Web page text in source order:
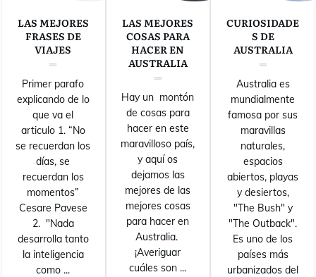
LAS MEJORES
FRASES DE
VIAJES
Primer parafo
explicando de lo
que va el
articulo 1. “No
se recuerdan los
días, se
recuerdan los
momentos”
Cesare Pavese
2. "Nada
desarrolla tanto
la inteligencia
como ...
LAS MEJORES
COSAS PARA
HACER EN
AUSTRALIA
Hay un montón
de cosas para
hacer en este
maravilloso país,
y aquí os
dejamos las
mejores de las
mejores cosas
para hacer en
Australia.
¡Averiguar
cuáles son ...
CURIOSIDADE
S DE
AUSTRALIA
Australia es
mundialmente
famosa por sus
maravillas
naturales,
espacios
abiertos, playas
y desiertos,
"The Bush" y
"The Outback".
Es uno de los
países más
urbanizados del